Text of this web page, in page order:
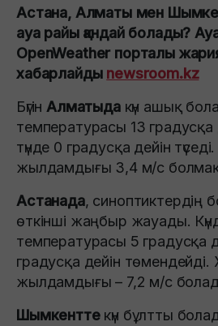
Астана, Алматы мен
ауа райы қандай болады?
OpenWeather порталы
хабарлайды newsroom.kz
Бүгін Алматыдакүн ашық
температурасы 13 градусқа
түнде 0 градусқа дейін
жылдамдығы 3,4 м/с
Астанада, синоптиктердің
өткінші жаңбыр жауады.
температурасы 5 градусқа
градусқа дейін төмендейді.
жылдамдығы – 7,2 м/с
Шымкенттекүн бұлтты